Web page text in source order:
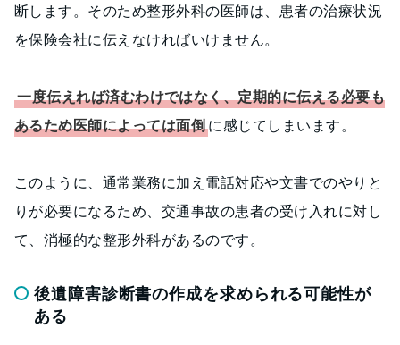
断します。そのため整形外科の医師は、患者の治療状況
を保険会社に伝えなければいけません。
一度伝えれば済むわけではなく、定期的に伝える必要も
あるため医師によっては面倒に感じてしまいます。
このように、通常業務に加え電話対応や文書でのやりと
りが必要になるため、交通事故の患者の受け入れに対し
て、消極的な整形外科があるのです。
後遺障害診断書の作成を求められる可能性が
ある